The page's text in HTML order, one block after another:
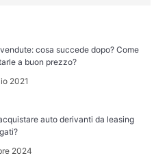
cosa succede dopo? Come
a buon prezzo?
2021
auto derivanti da leasing
2024